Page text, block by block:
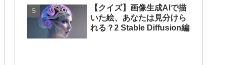
【クイズ】画像生成AIで描
いた絵、あなたは見分けら
れる？2 Stable Diffusion編